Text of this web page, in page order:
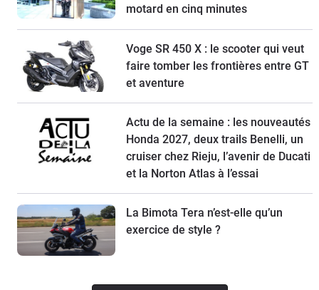
motard en cinq minutes
Voge SR 450 X : le scooter qui veut
faire tomber les frontières entre GT
et aventure
Actu de la semaine : les nouveautés
Honda 2027, deux trails Benelli, un
cruiser chez Rieju, l’avenir de Ducati
et la Norton Atlas à l’essai
La Bimota Tera n’est-elle qu’un
exercice de style ?